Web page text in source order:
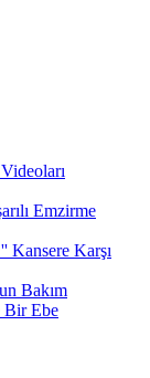
Emzirme
Kansere Karşı
Bakım
Bir Ebe